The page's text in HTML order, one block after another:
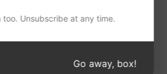
és technológiák
too. Unsubscribe at any time.
Go away, box!